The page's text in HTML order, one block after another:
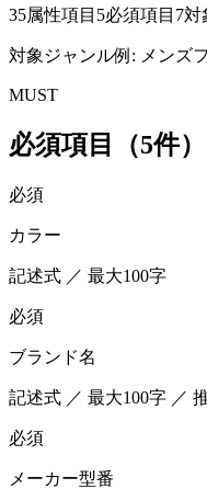
35属性項目 5必須項目 7対
対象ジャンル例: メンズ
MUST
必須項目（5件）
必須
カラー
記述式 ／ 最大100字
必須
ブランド名
記述式 ／ 最大100字 ／
必須
メーカー型番